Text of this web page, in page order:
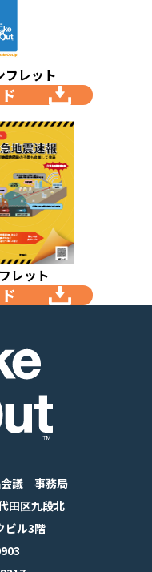
フレット
レット
会議 事務局
田区九段北
ビル3階